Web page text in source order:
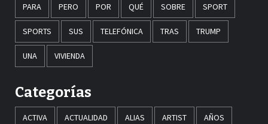
PARA PERO POR QUÉ SOBRE SPORT
SPORTS SUS TELEFÓNICA TRAS TRUMP
UNA VIVIENDA
Categorías
ACTIVA ACTUALIDAD ALIAS ARTIST AÑOS